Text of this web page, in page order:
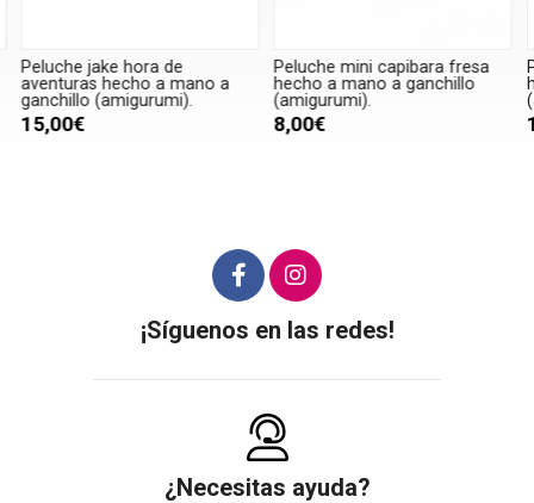
Peluche jake hora de
aventuras hecho a mano a
ganchillo (amigurumi).
15,00€
Peluche mini capibara fresa
hecho a mano a ganchillo
(amigurumi).
8,00€
¡Síguenos en las redes!
¿Necesitas ayuda?